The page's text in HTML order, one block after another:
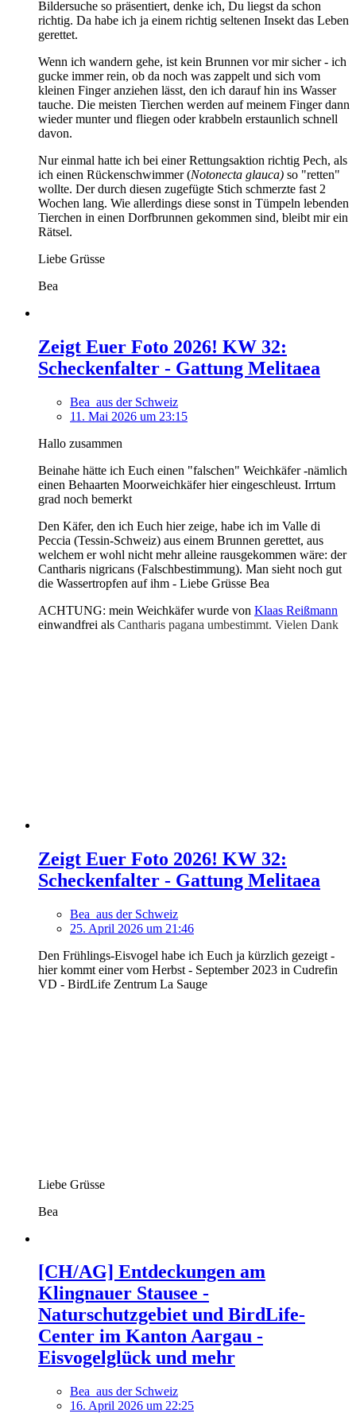
Bildersuche so präsentiert, denke ich, Du liegst da schon
richtig. Da habe ich ja einem richtig seltenen Insekt das Leben
gerettet.
Wenn ich wandern gehe, ist kein Brunnen vor mir sicher - ich
gucke immer rein, ob da noch was zappelt und sich vom
kleinen Finger anziehen lässt, den ich darauf hin ins Wasser
tauche. Die meisten Tierchen werden auf meinem Finger dann
wieder munter und fliegen oder krabbeln erstaunlich schnell
davon.
Nur einmal hatte ich bei einer Rettungsaktion richtig Pech, als
ich einen Rückenschwimmer (Notonecta glauca) so "retten"
wollte. Der durch diesen zugefügte Stich schmerzte fast 2
Wochen lang. Wie allerdings diese sonst in Tümpeln lebenden
Tierchen in einen Dorfbrunnen gekommen sind, bleibt mir ein
Rätsel.
Liebe Grüsse
Bea
Zeigt Euer Foto 2026! KW 32:
Scheckenfalter - Gattung Melitaea
Bea_aus der Schweiz
11. Mai 2026 um 23:15
Hallo zusammen
Beinahe hätte ich Euch einen "falschen" Weichkäfer -nämlich
einen Behaarten Moorweichkäfer hier eingeschleust. Irrtum
grad noch bemerkt
Den Käfer, den ich Euch hier zeige, habe ich im Valle di
Peccia (Tessin-Schweiz) aus einem Brunnen gerettet, aus
welchem er wohl nicht mehr alleine rausgekommen wäre: der
Cantharis nigricans (Falschbestimmung). Man sieht noch gut
die Wassertropfen auf ihm - Liebe Grüsse Bea
ACHTUNG: mein Weichkäfer wurde von Klaas Reißmann
einwandfrei als Cantharis pagana umbestimmt. Vielen Dank
Zeigt Euer Foto 2026! KW 32:
Scheckenfalter - Gattung Melitaea
Bea_aus der Schweiz
25. April 2026 um 21:46
Den Frühlings-Eisvogel habe ich Euch ja kürzlich gezeigt -
hier kommt einer vom Herbst - September 2023 in Cudrefin
VD - BirdLife Zentrum La Sauge
Liebe Grüsse
Bea
[CH/AG] Entdeckungen am
Klingnauer Stausee -
Naturschutzgebiet und BirdLife-
Center im Kanton Aargau -
Eisvogelglück und mehr
Bea_aus der Schweiz
16. April 2026 um 22:25